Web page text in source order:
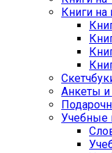
Книги
Анкеты
Учебные